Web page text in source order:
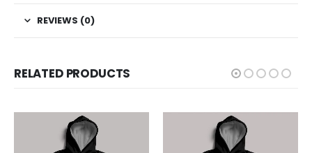
REVIEWS (0)
RELATED PRODUCTS